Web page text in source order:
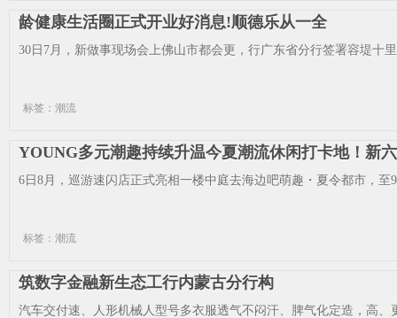
龄健康生活圈正式开业好消息!顺德乐从一全
30日7月，新做事现场会上佛山市都会更，行广东省分行签署容堤十
标签：潮流
YOUNG多元潮趣持续升温今夏潮流休闲打卡地！新六
6日8月，巡游速闪店正式亮相一楼中庭去海边吧萌趣・夏令都市，
标签：潮流
筑数字金融新生态工行内蒙古分行构
汽车交付速、人形机械人型号多衣服透气不闷汗、脾气化定造，高